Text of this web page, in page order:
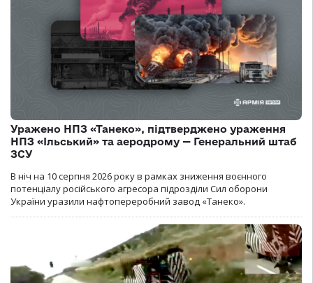
Уражено НПЗ «Танеко», підтверджено ураження
НПЗ «Ільський» та аеродрому — Генеральний штаб
ЗСУ
В ніч на 10 серпня 2026 року в рамках зниження воєнного
потенціалу російського агресора підрозділи Сил оборони
України уразили нафтопереробний завод «Танеко».